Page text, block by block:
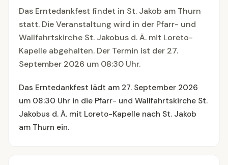
Das Erntedankfest findet in St. Jakob am Thurn
statt. Die Veranstaltung wird in der Pfarr- und
Wallfahrtskirche St. Jakobus d. Ä. mit Loreto-
Kapelle abgehalten. Der Termin ist der 27.
September 2026 um 08:30 Uhr.
Das Erntedankfest lädt am 27. September 2026
um 08:30 Uhr in die Pfarr- und Wallfahrtskirche St.
Jakobus d. Ä. mit Loreto-Kapelle nach St. Jakob
am Thurn ein.